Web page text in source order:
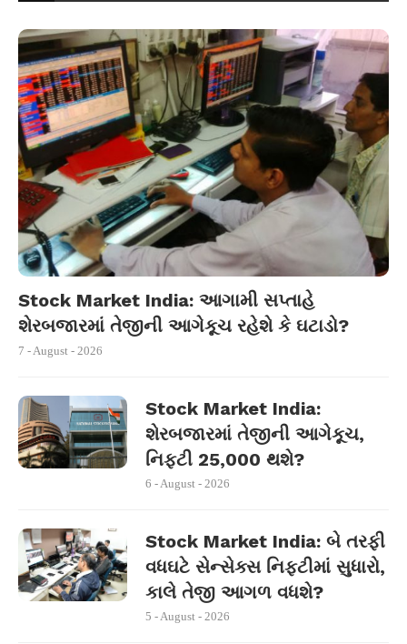
Stock Market India: આગામી સપ્તાહે
શેરબજારમાં તેજીની આગેકૂચ રહેશે કે ઘટાડો?
7 - August - 2026
Stock Market India:
શેરબજારમાં તેજીની આગેકૂચ,
નિફ્ટી 25,000 થશે?
6 - August - 2026
Stock Market India: બે તરફી
વધઘટે સેન્સેક્સ નિફ્ટીમાં સુધારો,
કાલે તેજી આગળ વધશે?
5 - August - 2026